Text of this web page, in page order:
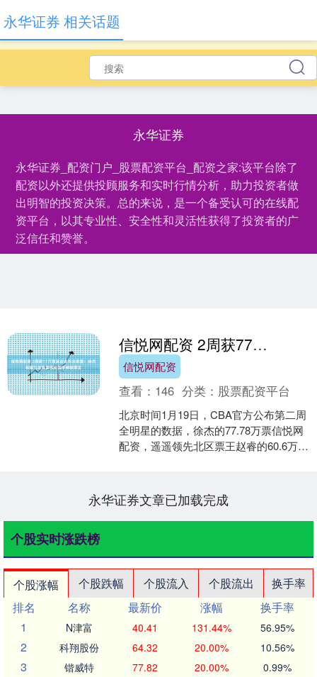
永华证券
永华证券_配资门户_股票配资平台_配资之家:该平台除了
配资以外还提供投顾服务和实时行情分析，助力投资者做
出明智的投资决策。总的来说，是一个备受认可的在线配
资平台，以其专业性、安全性和灵活性获得了投资者的广
泛信任和赞誉。
永华证券 相关话题
信悦网配资 2周获77万票逼近去年总获票！徐杰有望力压男篮现役国手蝉联票王
信悦网配资
查看： 146 分类： 股票配资平台
北京时间1月19日，CBA官方公布第二周
全明星的数据，徐杰的77.78万票信悦网
配资，遥遥领先北区票王赵睿的60.6万
永华证券文章已加载完成
个股实时涨跌榜
个股涨幅 个股跌幅 个股流入 个股流出
换手率
排名
名称 最新价 涨幅
换手率
1
N津富 40.41 131.44% 56.95%
2 科翔股份 64.32 20.00% 10.56%
3 锴威特 77.82 20.00% 0.99%